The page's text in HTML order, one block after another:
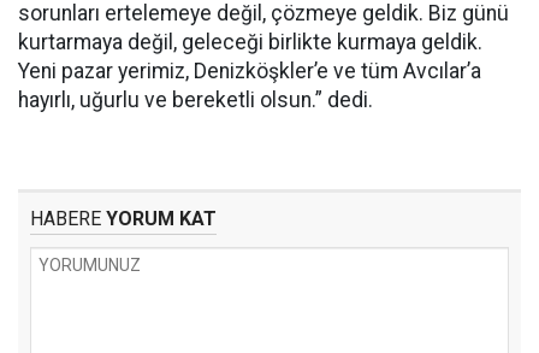
sorunları ertelemeye değil, çözmeye geldik. Biz günü
kurtarmaya değil, geleceği birlikte kurmaya geldik.
Yeni pazar yerimiz, Denizköşkler’e ve tüm Avcılar’a
hayırlı, uğurlu ve bereketli olsun.” dedi.
HABERE YORUM KAT